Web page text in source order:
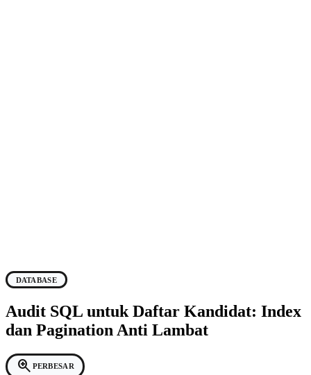
DATABASE
Audit SQL untuk Daftar Kandidat: Index
dan Pagination Anti Lambat
zoom_in PERBESAR